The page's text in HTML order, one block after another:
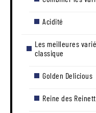
Acidité
Les meilleures
classique
Golden Delicious
Reine des